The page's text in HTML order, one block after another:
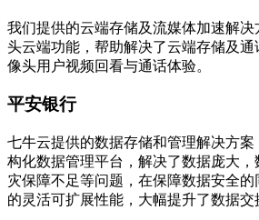
我们提供的云端存储及流媒体加速解
头云端功能，帮助解决了云端存储及
像头用户视频回看与通话体验。
平安银行
七牛云提供的数据存储和管理解决方
构化数据管理平台，解决了数据庞大
灾保障不足等问题，在保障数据安全
的灵活可扩展性能，大幅提升了数据交